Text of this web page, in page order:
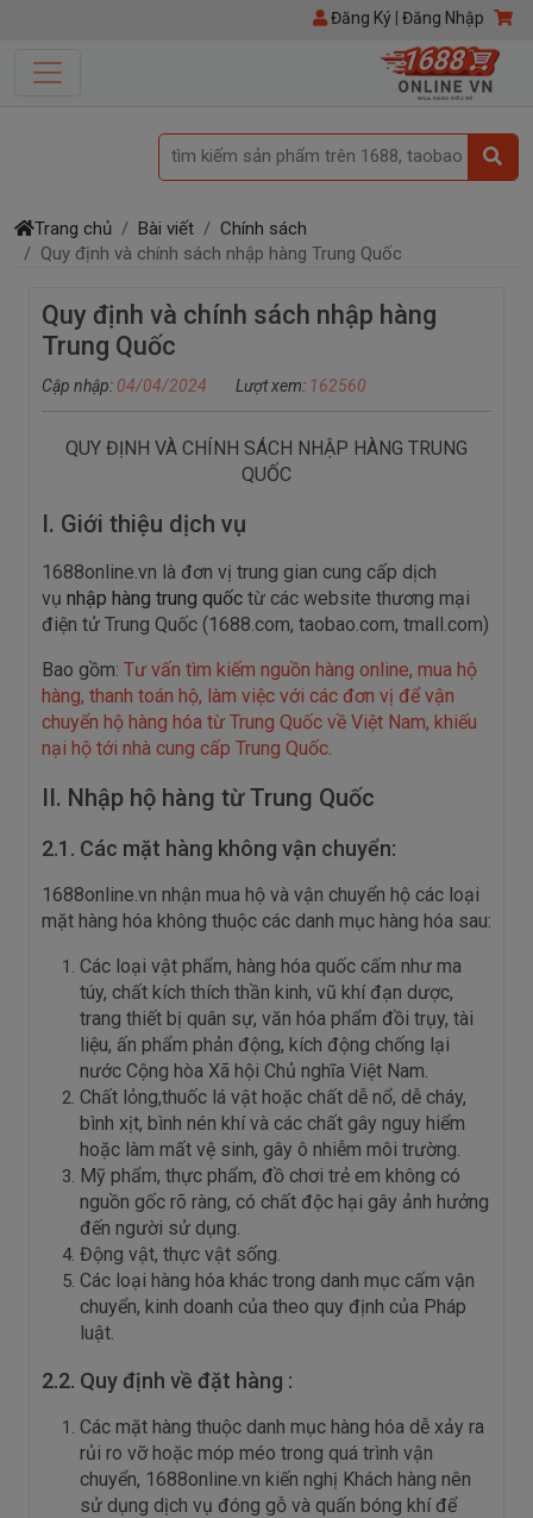
Đăng Ký| Đăng Nhập
tìm kiếm sản phẩm trên 1688, taobao
Trang chủ Bài viết
Chính sách
Quy định và chính sách nhập hàng Trung Quốc
Quy định và chính sách nhập hàng
Trung Quốc
Cập nhập: 04/04/2024 Lượt xem: 162560
QUY ĐỊNH VÀ CHÍNH SÁCH NHẬP HÀNG TRUNG
QUỐC
I. Giới thiệu dịch vụ
1688online.vn là đơn vị trung gian cung cấp dịch
vụ nhập hàng trung quốc từ các website thương mại
điện tử Trung Quốc (1688.com, taobao.com, tmall.com)
Bao gồm: Tư vấn tìm kiếm nguồn hàng online, mua hộ
hàng, thanh toán hộ, làm việc với các đơn vị để vận
chuyển hộ hàng hóa từ Trung Quốc về Việt Nam, khiếu
nại hộ tới nhà cung cấp Trung Quốc.
II. Nhập hộ hàng từ Trung Quốc
2.1. Các mặt hàng không vận chuyển:
1688online.vn nhận mua hộ và vận chuyển hộ các loại
mặt hàng hóa không thuộc các danh mục hàng hóa sau:
Các loại vật phẩm, hàng hóa quốc cấm như ma
túy, chất kích thích thần kinh, vũ khí đạn dược,
trang thiết bị quân sự, văn hóa phẩm đồi trụy, tài
liệu, ấn phẩm phản động, kích động chống lại
nước Cộng hòa Xã hội Chủ nghĩa Việt Nam.
Chất lỏng,thuốc lá vật hoặc chất dễ nổ, dễ cháy,
bình xịt, bình nén khí và các chất gây nguy hiểm
hoặc làm mất vệ sinh, gây ô nhiễm môi trường.
Mỹ phẩm, thực phẩm, đồ chơi trẻ em không có
nguồn gốc rõ ràng, có chất độc hại gây ảnh hưởng
đến người sử dụng.
Động vật, thực vật sống.
Các loại hàng hóa khác trong danh mục cấm vận
chuyển, kinh doanh của theo quy định của Pháp
luật.
2.2. Quy định về đặt hàng :
Các mặt hàng thuộc danh mục hàng hóa dễ xảy ra
rủi ro vỡ hoặc móp méo trong quá trình vận
chuyển, 1688online.vn kiến nghị Khách hàng nên
sử dụng dịch vụ đóng gỗ và quấn bóng khí để